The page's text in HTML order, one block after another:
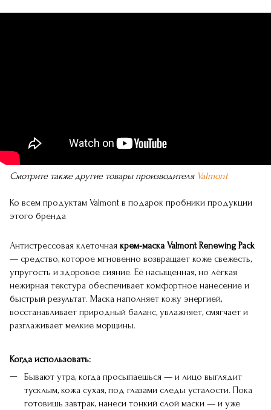
Смотрите также другие товары производителя Valmont
Ко всем продуктам Valmont в подарок пробники продукции
этого бренда
Антистрессовая клеточная крем-маска Valmont Renewing Pack
— средство, которое мгновенно возвращает коже свежесть,
упругость и здоровое сияние. Её насыщенная, но лёгкая
нежирная текстура обеспечивает комфортное нанесение и
быстрый результат. Маска наполняет кожу энергией,
восстанавливает природный баланс, увлажняет, смягчает и
разглаживает мелкие морщины.
Когда использовать:
Бывают утра, когда просыпаешься — и лицо выглядит
тусклым, кожа сухая, под глазами следы усталости. Пока
готовишь завтрак, нанеси тонкий слой маски — и уже